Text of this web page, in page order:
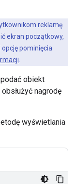
reklamę
ekran początkowy,
pominięcia
obiekt
obsłużyć nagrodę
wyświetlania